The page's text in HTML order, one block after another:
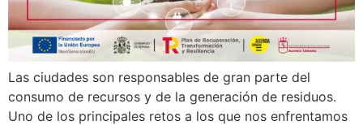
Las ciudades son responsables de gran parte del
consumo de recursos y de la generación de residuos.
Uno de los principales retos a los que nos enfrentamos